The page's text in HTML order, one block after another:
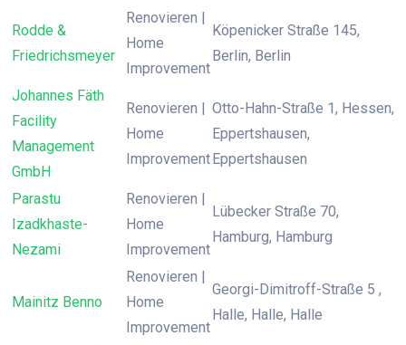
Rodde &
Friedrichsmeyer
Renovieren |
Home
Improvement
Köpenicker Straße 145,
Berlin, Berlin
Johannes Fäth
Facility
Management
GmbH
Renovieren |
Home
Improvement
Otto-Hahn-Straße 1, Hessen,
Eppertshausen,
Eppertshausen
Parastu
Izadkhaste-
Nezami
Renovieren |
Home
Improvement
Lübecker Straße 70,
Hamburg, Hamburg
Mainitz Benno
Renovieren |
Home
Improvement
Georgi-Dimitroff-Straße 5 ,
Halle, Halle, Halle